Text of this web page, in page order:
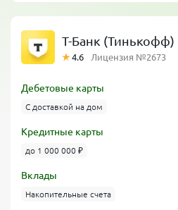
Т-Банк (Тинькофф)
4.6 Лицензия №2673
Дебетовые карты
С доставкой на дом
Кредитные карты
до 1 000 000 ₽
Вклады
Накопительные счета